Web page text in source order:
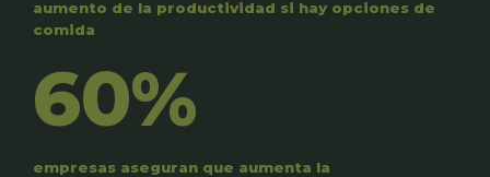
aumento de la productividad si hay opciones de
comida
60%
empresas aseguran que aumenta la